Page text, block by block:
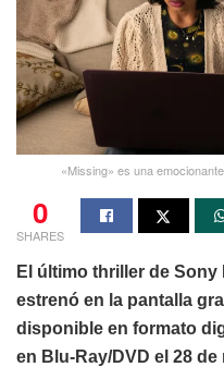
«Missing» es una
0
SHARES
El último thriller de
estrenó en la pantalla
disponible en formato
en Blu-Ray/DVD el 28 de